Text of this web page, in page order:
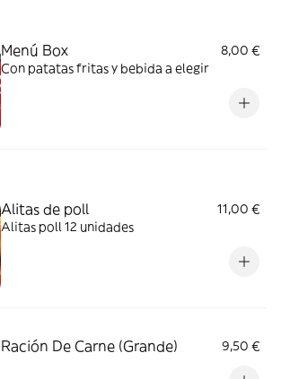
Menú Box
8,00 €
Con patatas fritas y bebida a elegir
Alitas de poll
11,00 €
Alitas poll 12 unidades
Ración De Carne (Grande) 9,50 €